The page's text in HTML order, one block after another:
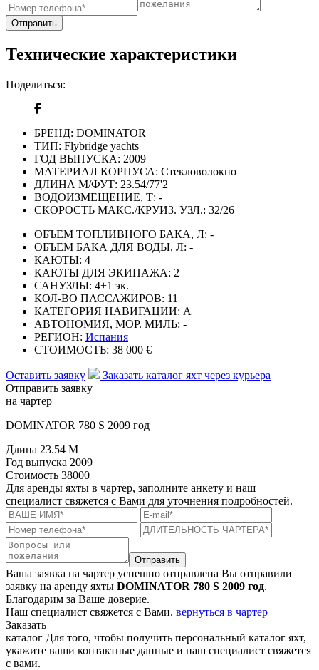
Отправить
Технические характеристики
Поделиться:
БРЕНД: DOMINATOR
ТИП: Flybridge yachts
ГОД ВЫПУСКА: 2009
МАТЕРИАЛ КОРПУСА: Стекловолокно
ДЛИНА М/ФУТ: 23.54/77'2
ВОДОИЗМЕЩЕНИЕ, Т: -
СКОРОСТЬ МАКС./КРУИЗ. УЗЛ.: 32/26
ОБЪЕМ ТОПЛИВНОГО БАКА, Л: -
ОБЪЕМ БАКА ДЛЯ ВОДЫ, Л: -
КАЮТЫ: 4
КАЮТЫ ДЛЯ ЭКИПАЖА: 2
САНУЗЛЫ: 4+1 эк.
КОЛ-ВО ПАССАЖИРОВ: 11
КАТЕГОРИЯ НАВИГАЦИИ: А
АВТОНОМИЯ, МОР. МИЛЬ: -
РЕГИОН: Испания
СТОИМОСТЬ: 38 000 €
Оставить заявку
Заказать каталог яхт через курьера
Отправить заявку
на чартер
DOMINATOR 780 S 2009 год
Длина 23.54 M
Год выпуска 2009
Стоимость 38000
Для аренды яхты в чартер, заполните анкету и наш
специалист свяжется с Вами для уточнения подробностей.
Отправить
Ваша заявка на чартер успешно отправлена Вы отправили
заявку на аренду яхты DOMINATOR 780 S 2009 год.
Благодарим за Ваше доверие.
Наш специалист свяжется с Вами. вернуться в чартер
Заказать
каталог Для того, чтобы получить персональный каталог яхт,
укажите ваши контактные данные и наш специалист свяжется
с вами.